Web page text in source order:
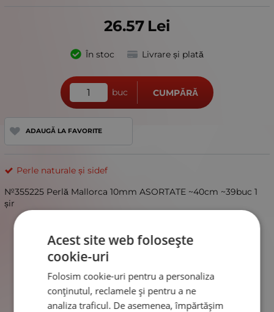
26.57 Lei
În stoc Livrare și plată
buc CUMPĂRĂ
ADAUGĂ LA FAVORITE
Perle naturale și sidef
№355225 Perlă Mallorca 10mm ASORTATE ~40cm ~39buc 1
șir
Acest site web folosește
cookie-uri
Folosim cookie-uri pentru a personaliza
conținutul, reclamele și pentru a ne
analiza traficul. De asemenea, împărtășim